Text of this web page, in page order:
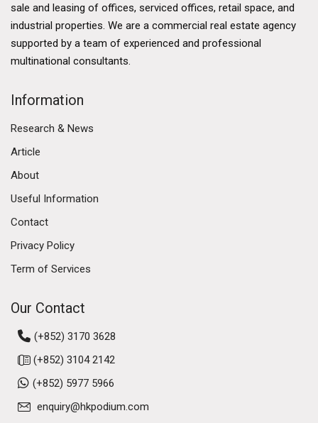
sale and leasing of offices, serviced offices, retail space, and
industrial properties. We are a commercial real estate agency
supported by a team of experienced and professional
multinational consultants.
Information
Research & News
Article
About
Useful Information
Contact
Privacy Policy
Term of Services
Our Contact
(+852) 3170 3628
(+852) 3104 2142
(+852) 5977 5966
enquiry@hkpodium.com